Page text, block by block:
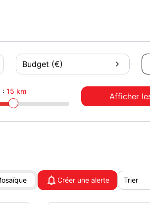
Budget (€)
: 15 km
Afficher
Créer une alerte